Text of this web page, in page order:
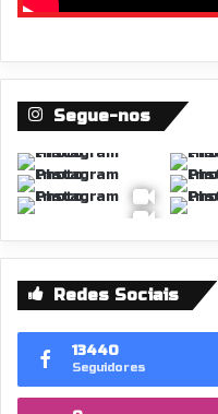
Segue-nos
Redes Sociais
13440
Seguidores